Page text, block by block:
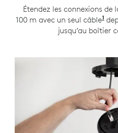
Étendez les connexions de
100 m avec un seul câble1 La
jusqu’au boîtier